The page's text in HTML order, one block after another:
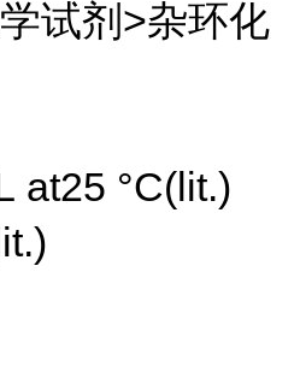
试剂>杂环化
at25 °C(lit.)